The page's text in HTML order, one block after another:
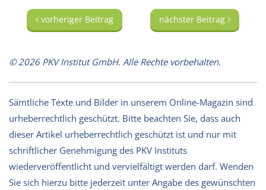
vorheriger Beitrag nächster Beitrag
© 2026 PKV Institut GmbH. Alle Rechte vorbehalten.
Sämtliche Texte und Bilder in unserem Online-Magazin sind
urheberrechtlich geschützt. Bitte beachten Sie, dass auch
dieser Artikel urheberrechtlich geschützt ist und nur mit
schriftlicher Genehmigung des PKV Instituts
wiederveröffentlicht und vervielfältigt werden darf. Wenden
Sie sich hierzu bitte jederzeit unter Angabe des gewünschten